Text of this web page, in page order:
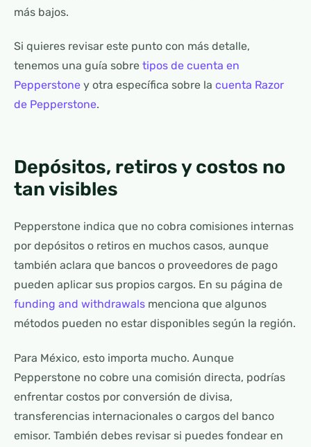
más bajos.
Si quieres revisar este punto con más detalle,
tenemos una guía sobre tipos de cuenta en
Pepperstone y otra específica sobre la cuenta Razor
de Pepperstone.
Depósitos, retiros y costos no
tan visibles
Pepperstone indica que no cobra comisiones internas
por depósitos o retiros en muchos casos, aunque
también aclara que bancos o proveedores de pago
pueden aplicar sus propios cargos. En su página de
funding and withdrawals menciona que algunos
métodos pueden no estar disponibles según la región.
Para México, esto importa mucho. Aunque
Pepperstone no cobre una comisión directa, podrías
enfrentar costos por conversión de divisa,
transferencias internacionales o cargos del banco
emisor. También debes revisar si puedes fondear en